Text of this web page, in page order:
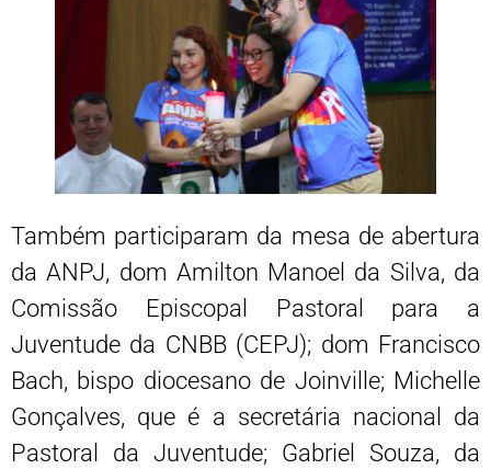
Também participaram da mesa de abertura
da ANPJ, dom Amilton Manoel da Silva, da
Comissão Episcopal Pastoral para a
Juventude da CNBB (CEPJ); dom Francisco
Bach, bispo diocesano de Joinville; Michelle
Gonçalves, que é a secretária nacional da
Pastoral da Juventude; Gabriel Souza, da